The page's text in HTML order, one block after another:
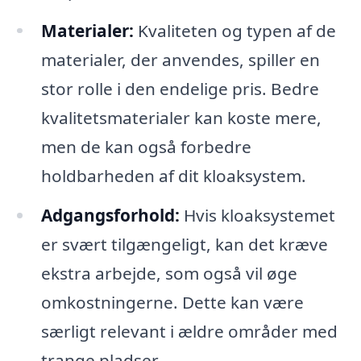
Materialer: Kvaliteten og typen af de
materialer, der anvendes, spiller en
stor rolle i den endelige pris. Bedre
kvalitetsmaterialer kan koste mere,
men de kan også forbedre
holdbarheden af dit kloaksystem.
Adgangsforhold: Hvis kloaksystemet
er svært tilgængeligt, kan det kræve
ekstra arbejde, som også vil øge
omkostningerne. Dette kan være
særligt relevant i ældre områder med